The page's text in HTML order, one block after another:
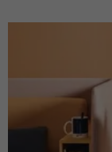
Zweck